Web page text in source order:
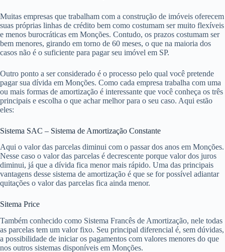
Muitas empresas que trabalham com a construção de imóveis oferecem
suas próprias linhas de crédito bem como costumam ser muito flexíveis
e menos burocráticas em Monções. Contudo, os prazos costumam ser
bem menores, girando em torno de 60 meses, o que na maioria dos
casos não é o suficiente para pagar seu imóvel em SP.
Outro ponto a ser considerado é o processo pelo qual você pretende
pagar sua dívida em Monções. Como cada empresa trabalha com uma
ou mais formas de amortização é interessante que você conheça os três
principais e escolha o que achar melhor para o seu caso. Aqui estão
eles:
Sistema SAC – Sistema de Amortização Constante
Aqui o valor das parcelas diminui com o passar dos anos em Monções.
Nesse caso o valor das parcelas é decrescente porque valor dos juros
diminui, já que a dívida fica menor mais rápido. Uma das principais
vantagens desse sistema de amortização é que se for possível adiantar
quitações o valor das parcelas fica ainda menor.
Sitema Price
Também conhecido como Sistema Francês de Amortização, nele todas
as parcelas tem um valor fixo. Seu principal diferencial é, sem dúvidas,
a possibilidade de iniciar os pagamentos com valores menores do que
nos outros sistemas disponíveis em Monções.